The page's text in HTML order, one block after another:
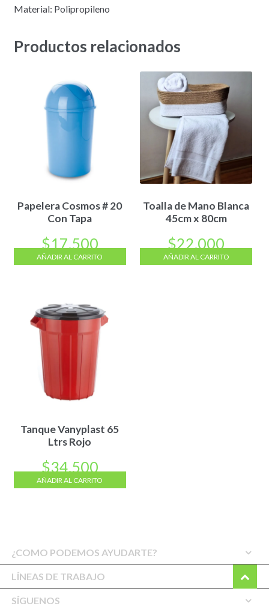
Material: Polipropileno
Productos relacionados
Papelera Cosmos # 20
Con Tapa
$17.500
AÑADIR AL CARRITO
Toalla de Mano Blanca
45cm x 80cm
$22.000
AÑADIR AL CARRITO
Tanque Vanyplast 65
Ltrs Rojo
$34.500
AÑADIR AL CARRITO
¿COMO PODEMOS AYUDARTE?
LÍNEAS DE TRABAJO
SÍGUENOS